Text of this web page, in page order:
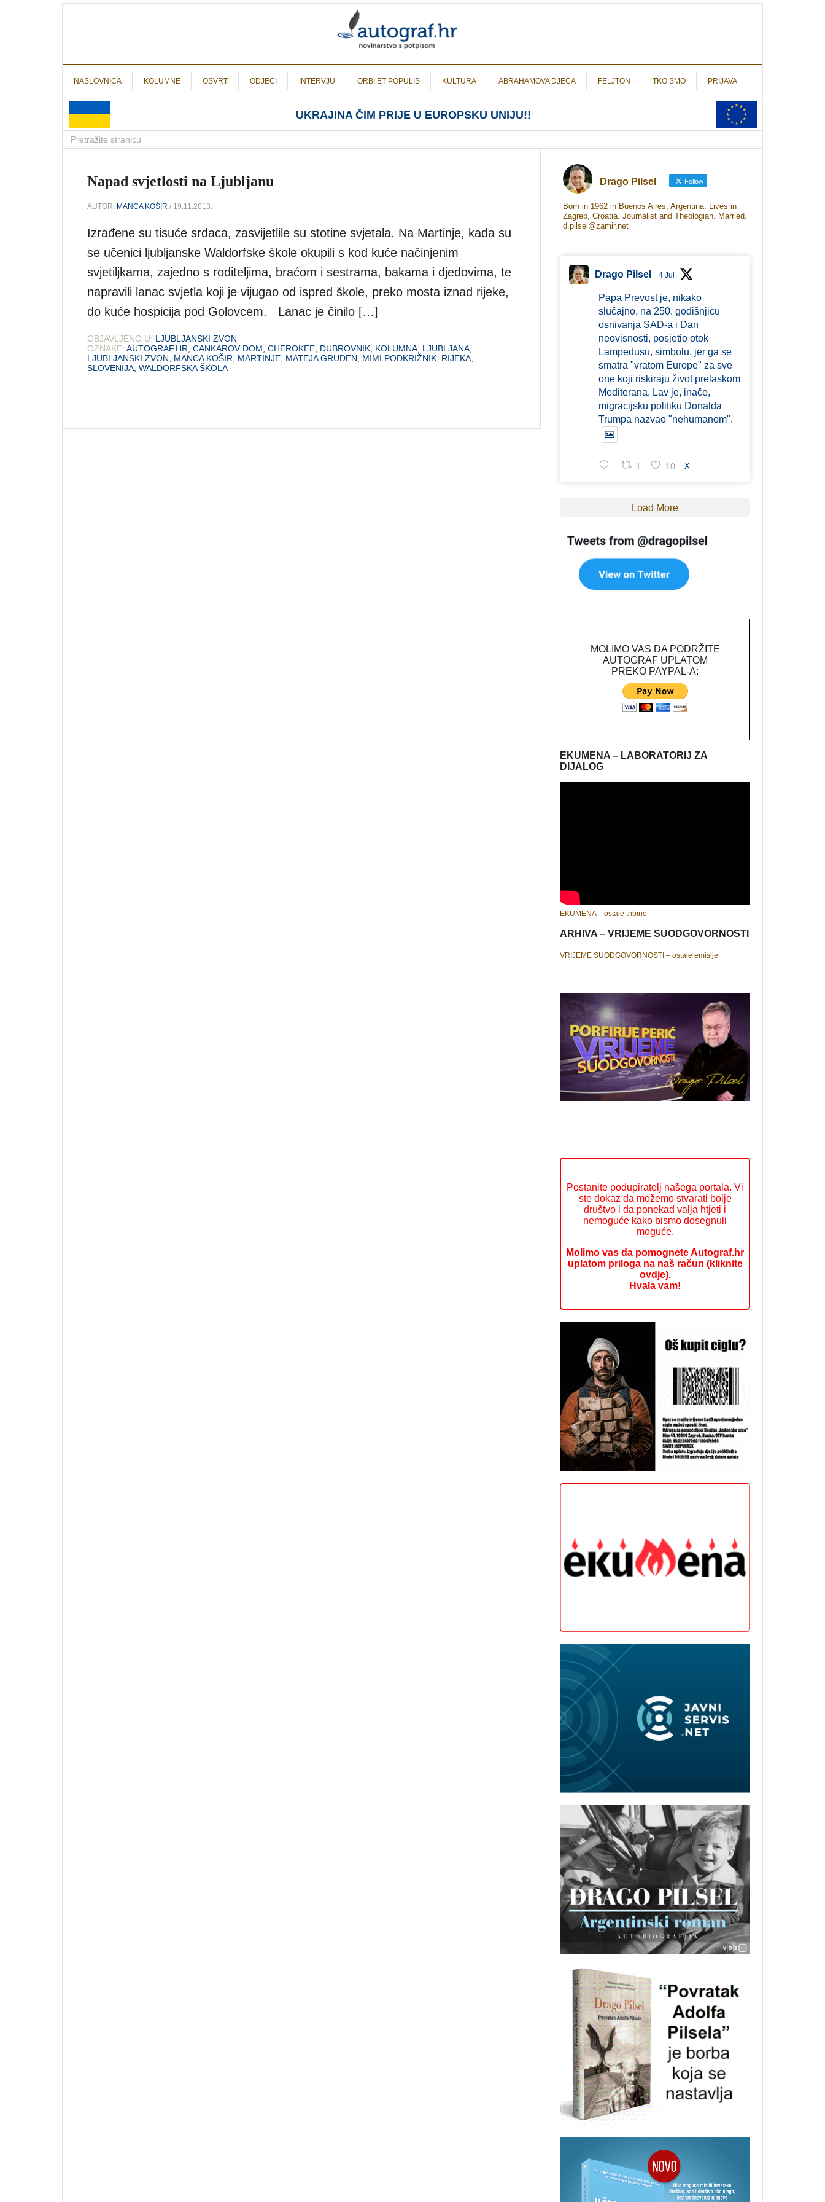
NASLOVNICA KOLUMNE OSVRT ODJECI INTERVJU ORBI ET POPULIS KULTURA ABRAHAMOVA DJECA FELJTON TKO SMO PRIJAVA
UKRAJINA ČIM PRIJE U EUROPSKU UNIJU!!
Napad svjetlosti na Ljubljanu
AUTOR: MANCA KOŠIR / 19.11.2013.
Izrađene su tisuće srdaca, zasvijetlile su stotine svjetala. Na Martinje, kada su
se učenici ljubljanske Waldorfske škole okupili s kod kuće načinjenim
svjetiljkama, zajedno s roditeljima, braćom i sestrama, bakama i djedovima, te
napravili lanac svjetla koji je vijugao od ispred škole, preko mosta iznad rijeke,
do kuće hospicija pod Golovcem. Lanac je činilo […]
OBJAVLJENO U: LJUBLJANSKI ZVON
OZNAKE: AUTOGRAF.HR CANKAROV DOM CHEROKEE DUBROVNIK KOLUMNA LJUBLJANA
LJUBLJANSKI ZVON
MANCA KOŠIR MARTINJE MATEJA GRUDEN MIMI PODKRIŽNIK RIJEKA
SLOVENIJA WALDORFSKA ŠKOLA
Drago Pilsel Follow
Born in 1962 in Buenos Aires, Argentina. Lives in
Zagreb, Croatia. Journalist and Theologian. Married.
d.pilsel@zamir.net
Drago Pilsel 4 Jul
Papa Prevost je, nikako
slučajno, na 250. godišnjicu
osnivanja SAD-a i Dan
neovisnosti, posjetio otok
Lampedusu, simbolu, jer ga se
smatra "vratom Europe" za sve
one koji riskiraju život prelaskom
Mediterana. Lav je, inače,
migracijsku politiku Donalda
Trumpa nazvao "nehumanom".
1 10 X
Load More
MOLIMO VAS DA PODRŽITE
AUTOGRAF UPLATOM
PREKO PAYPAL-A:
EKUMENA – LABORATORIJ ZA
DIJALOG
EKUMENA – ostale tribine
ARHIVA – VRIJEME SUODGOVORNOSTI
VRIJEME SUODGOVORNOSTI – ostale emisije
Postanite podupiratelj našega portala. Vi
ste dokaz da možemo stvarati bolje
društvo i da ponekad valja htjeti i
nemoguće kako bismo dosegnuli
moguće.
Molimo vas da pomognete Autograf.hr
uplatom priloga na naš račun (kliknite
ovdje).
Hvala vam!